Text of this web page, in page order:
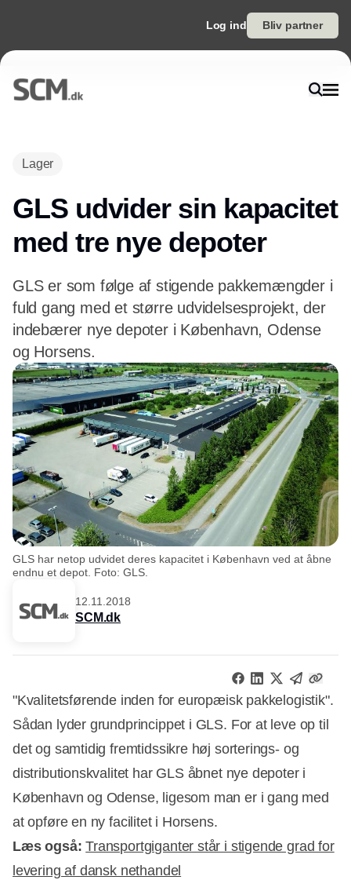
Log ind Bliv partner
Lager
GLS udvider sin kapacitet
med tre nye depoter
GLS er som følge af stigende pakkemængder i
fuld gang med et større udvidelsesprojekt, der
indebærer nye depoter i København, Odense
og Horsens.
GLS har netop udvidet deres kapacitet i København ved at åbne
endnu et depot. Foto: GLS.
12.11.2018
SCM.dk
"Kvalitetsførende inden for europæisk pakkelogistik".
Sådan lyder grundprincippet i GLS. For at leve op til
det og samtidig fremtidssikre høj sorterings- og
distributionskvalitet har GLS åbnet nye depoter i
København og Odense, ligesom man er i gang med
at opføre en ny facilitet i Horsens.
Læs også:Transportgiganter står i stigende grad for
levering af dansk nethandel